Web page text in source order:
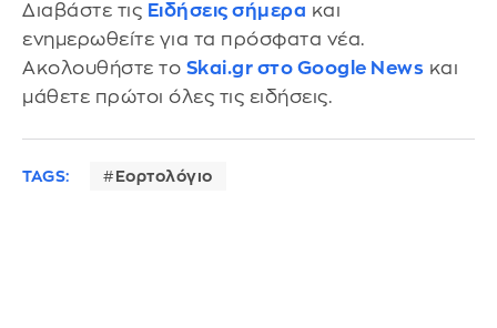
Διαβάστε τις Ειδήσεις σήμερα και
ενημερωθείτε για τα πρόσφατα νέα.
Ακολουθήστε το Skai.gr στο Google News και
μάθετε πρώτοι όλες τις ειδήσεις.
TAGS: Εορτολόγιο